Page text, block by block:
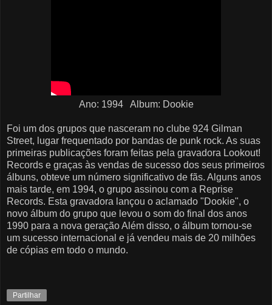
Ano: 1994 Album: Dookie
Foi um dos grupos que nasceram no clube 924 Gilman
Street, lugar frequentado por bandas de punk rock. As suas
primeiras publicações foram feitas pela gravadora Lookout!
Records e graças às vendas de sucesso dos seus primeiros
álbuns, obteve um número significativo de fãs. Alguns anos
mais tarde, em 1994, o grupo assinou com a Reprise
Records. Esta gravadora lançou o aclamado "Dookie", o
novo álbum do grupo que levou o som do final dos anos
1990 para a nova geração Além disso, o álbum tornou-se
um sucesso internacional e já vendeu mais de 20 milhões
de cópias em todo o mundo.
Partilhar